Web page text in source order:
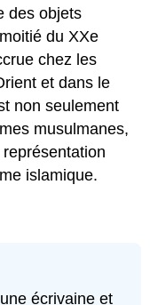
des objets
du XXe
chez les
et dans le
non seulement
musulmanes,
islamique.
écrivaine et